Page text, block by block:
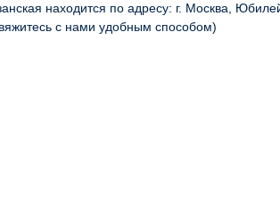
находится по адресу: г. Москва,
с нами удобным способом)